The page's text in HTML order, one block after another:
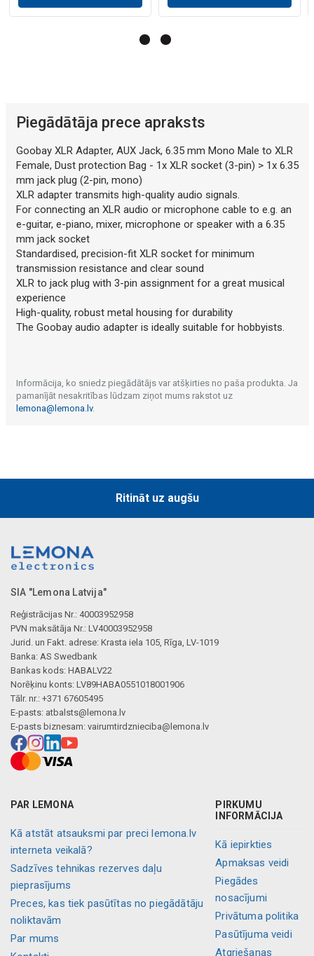
Mākslīgā intelekta apraksts
Piegādātāja prece apraksts
Goobay XLR Adapter, AUX Jack, 6.35 mm Mono Male to XLR
Female, Dust protection Bag - 1x XLR socket (3-pin) > 1x 6.35
mm jack plug (2-pin, mono)
XLR adapter transmits high-quality audio signals.
For connecting an XLR audio or microphone cable to e.g. an
e-guitar, e-piano, mixer, microphone or speaker with a 6.35
mm jack socket
Standardised, precision-fit XLR socket for minimum
transmission resistance and clear sound
XLR to jack plug with 3-pin assignment for a great musical
experience
High-quality, robust metal housing for durability
The Goobay audio adapter is ideally suitable for hobbyists.
Informācija, ko sniedz piegādātājs var atšķirties no paša produkta. Ja
pamanījāt nesakritības lūdzam ziņot mums rakstot uz
lemona@lemona.lv.
Ritināt uz augšu
SIA "Lemona Latvija"
Reģistrācijas Nr.: 40003952958
PVN maksātāja Nr.: LV40003952958
Jurid. un Fakt. adrese: Krasta iela 105, Rīga, LV-1019
Banka: AS Swedbank
Bankas kods: HABALV22
Norēķinu konts: LV89HABA0551018001906
Tālr. nr.: +371 67605495
E-pasts: atbalsts@lemona.lv
E-pasts biznesam: vairumtirdznieciba@lemona.lv
PAR LEMONA
Kā atstāt atsauksmi par preci lemona.lv
interneta veikalā?
Sadzīves tehnikas rezerves daļu
pieprasījums
Preces, kas tiek pasūtītas no piegādātāju
noliktavām
Par mums
PIRKUMU
INFORMĀCIJA
Kā iepirkties
Apmaksas veidi
Piegādes
nosacījumi
Privātuma politika
Pasūtījuma veidi
Atgriešanas